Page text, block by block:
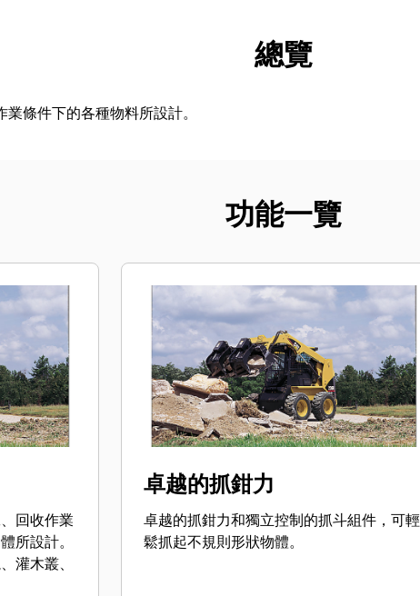
導覽總覽
條件下的各種物料所設計。
功能一覽
回收作業
所設計。
灌木叢、
卓越的抓鉗力
卓越的抓鉗力和獨立控制的抓斗組件，可輕
鬆抓起不規則形狀物體。